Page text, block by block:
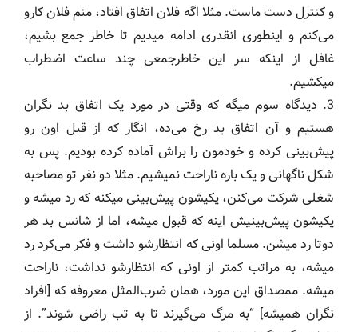
و کنترل دست ماست. مثلا اگه فلان اتفاق افتاد، منم فلان کارو
می‌کنم و اینطوری انقدری ادامه میدیم تا خاطر جمع بشیم،
غافل از اینکه سر این خاطرجمعی چند ساعت اضطراب
میکشیم.
3. دیدگاه سوم میگه که وقتی در مورد یک اتفاق بد نگران
هستیم و آن اتفاق بد رخ می‌ده، انگار که از قبل اون رو
پیش‌بینی کرده و خودمون را براش آماده کرده بودیم. پس به
شکل ناگهانی و یک باره ناراحت نمیشیم. مثلا دو نفر تو مصاحبه
شغلی شرکت می‌کنن، یکیشون پیش‌بینی میکنه که رد میشه و
یکیشون پیش‌بینیش اینه که قبول میشه، اما از شانس بد هر
دوتا رد میشن. مسلما اونی که انتظارشو داشت و فکر می‌کرد رد
میشه، به مراتب کمتر از اونی که انتظارشو نداشت، ناراحت
میشه. ممصداق این مورد، همان ضرب‌المثل معروفه که [افراد
نگران همیشه] “به مرگ می‌گیرند تا به تب راضی شوند”. از